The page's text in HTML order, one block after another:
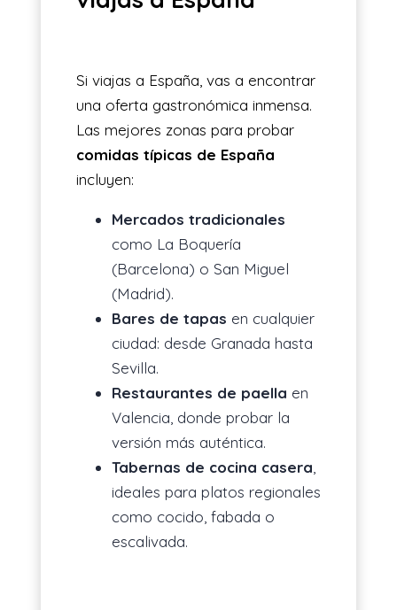
Si viajas a España, vas a encontrar
una oferta gastronómica inmensa.
Las mejores zonas para probar
comidas típicas de España
incluyen:
Mercados tradicionales
como La Boquería
(Barcelona) o San Miguel
(Madrid).
Bares de tapas en cualquier
ciudad: desde Granada hasta
Sevilla.
Restaurantes de paella en
Valencia, donde probar la
versión más auténtica.
Tabernas de cocina casera,
ideales para platos regionales
como cocido, fabada o
escalivada.